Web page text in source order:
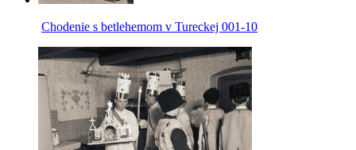
Chodenie s betlehemom v Tureckej 001-10